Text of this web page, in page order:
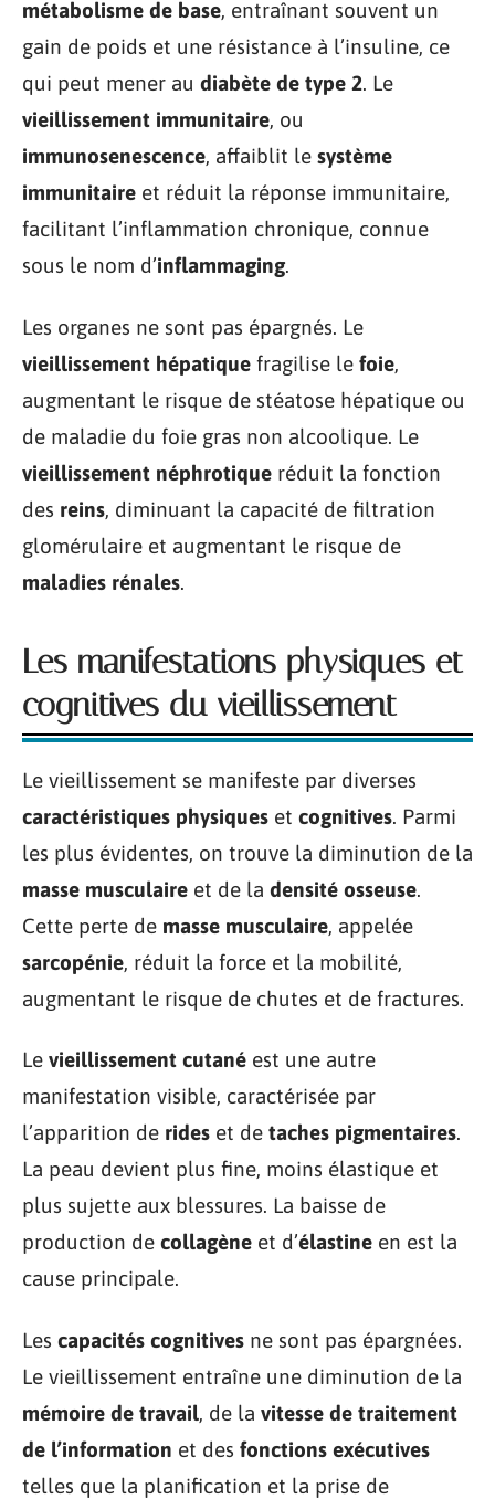
métabolisme de base, entraînant souvent un
gain de poids et une résistance à l’insuline, ce
qui peut mener au diabète de type 2. Le
vieillissement immunitaire, ou
immunosenescence, affaiblit le système
immunitaire et réduit la réponse immunitaire,
facilitant l’inflammation chronique, connue
sous le nom d’inflammaging.
Les organes ne sont pas épargnés. Le
vieillissement hépatique fragilise le foie,
augmentant le risque de stéatose hépatique ou
de maladie du foie gras non alcoolique. Le
vieillissement néphrotique réduit la fonction
des reins, diminuant la capacité de filtration
glomérulaire et augmentant le risque de
maladies rénales.
Les manifestations physiques et
cognitives du vieillissement
Le vieillissement se manifeste par diverses
caractéristiques physiques et cognitives. Parmi
les plus évidentes, on trouve la diminution de la
masse musculaire et de la densité osseuse.
Cette perte de masse musculaire, appelée
sarcopénie, réduit la force et la mobilité,
augmentant le risque de chutes et de fractures.
Le vieillissement cutané est une autre
manifestation visible, caractérisée par
l’apparition de rides et de taches pigmentaires.
La peau devient plus fine, moins élastique et
plus sujette aux blessures. La baisse de
production de collagène et d’élastine en est la
cause principale.
Les capacités cognitives ne sont pas épargnées.
Le vieillissement entraîne une diminution de la
mémoire de travail, de la vitesse de traitement
de l’information et des fonctions exécutives
telles que la planification et la prise de